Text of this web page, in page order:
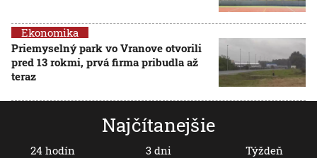
Ekonomika
Priemyselný park vo Vranove otvorili
pred 13 rokmi, prvá firma pribudla až
teraz
Najčítanejšie
24 hodín 3 dni Týždeň